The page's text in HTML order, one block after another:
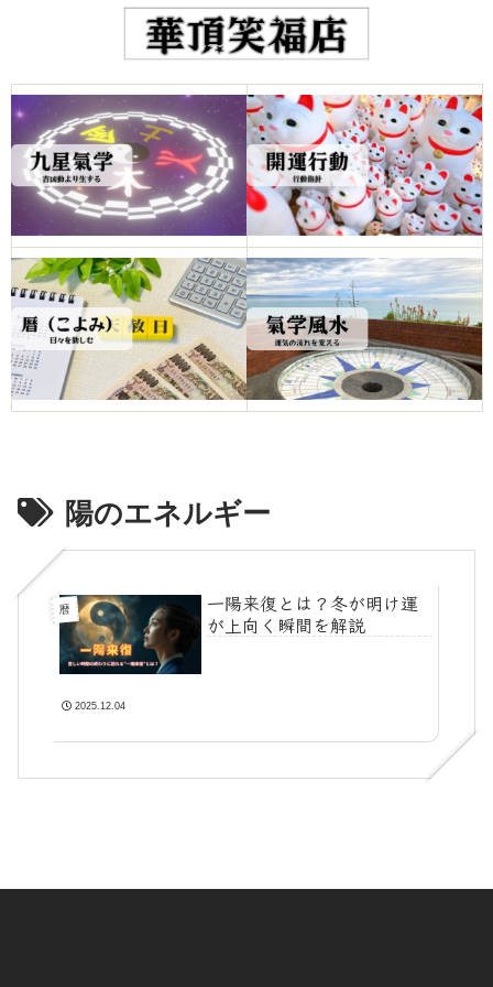
陽のエネルギー
暦
一陽来復とは？冬が明け運
が上向く瞬間を解説
2025.12.04